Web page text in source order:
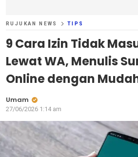
RUJUKAN NEWS TIPS
9 Cara Izin Tidak
Lewat WA, Menulis
Online dengan
Umam
27/06/2026 1:14 am